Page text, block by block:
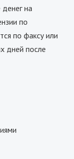
на
по
по факсу или
дней после